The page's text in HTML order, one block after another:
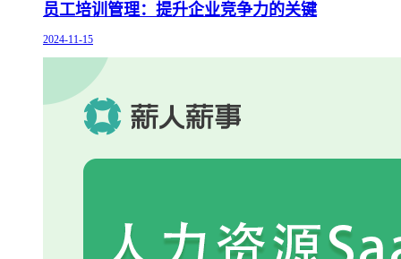
员工培训管理：提升企业竞争力的关键
2024-11-15